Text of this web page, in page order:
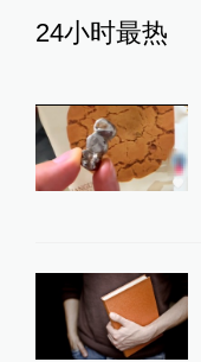
24小时最热